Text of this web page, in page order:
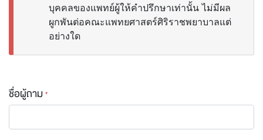
บุคคลของแพทย์ผู้ให้คำปรึกษาเท่านั้น ไม่มีผล
ผูกพันต่อคณะแพทยศาสตร์ศิริราชพยาบาลแต่
อย่างใด
ชื่อผู้ถาม